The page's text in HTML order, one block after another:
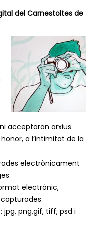
del Carnestoltes de
acceptaran arxius
a l’intimitat de la
electrònicament
electrònic,
jpg, png,gif, tiff, psd i